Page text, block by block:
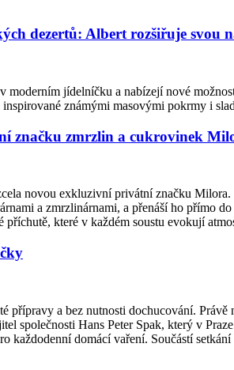
dezertů: Albert rozšiřuje svou
moderním jídelníčku a nabízejí nové
známými masovými pokrmy i
značku zmrzlin a cukrovinek
novou exkluzivní privátní značku
a zmrzlinárnami, a přenáší ho přímo
příchutě, které v každém soustu evokují
přípravy a bez nutnosti dochucování.
společnosti Hans Peter Spak, který v
každodenní domácí vaření. Součástí